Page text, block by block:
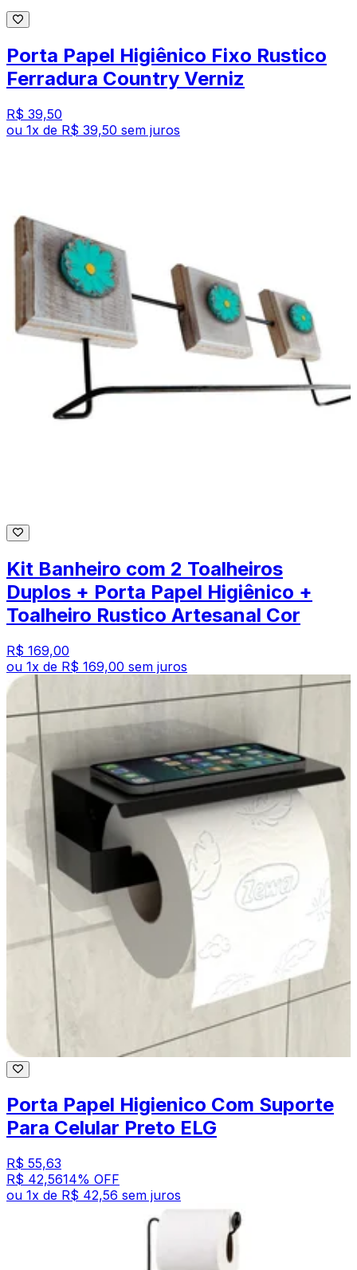
Porta Papel Higiênico Fixo Rustico
Ferradura Country Verniz
R$ 39,50
ou 1x de R$ 39,50 sem juros
Kit Banheiro com 2 Toalheiros
Duplos + Porta Papel Higiênico +
Toalheiro Rustico Artesanal Cor
R$ 169,00
ou 1x de R$ 169,00 sem juros
Porta Papel Higienico Com Suporte
Para Celular Preto ELG
R$ 55,63
R$ 42,5614% OFF
ou 1x de R$ 42,56 sem juros